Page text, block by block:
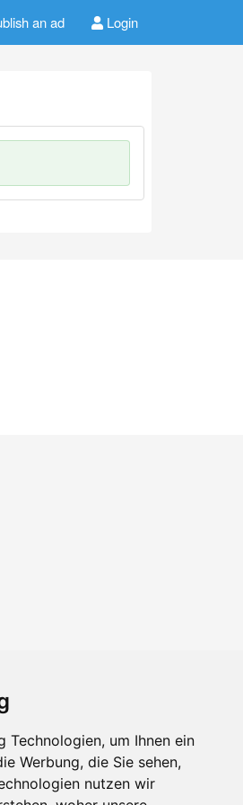
Technologien, um Ihnen ein
Werbung, die Sie sehen,
nutzen wir
an ad Login